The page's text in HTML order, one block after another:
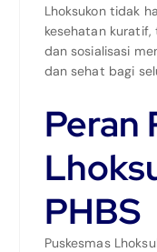
Lhoksukon tidak
kesehatan
dan sosialisasi
dan sehat bagi
Peran
PHBS
Puskesmas